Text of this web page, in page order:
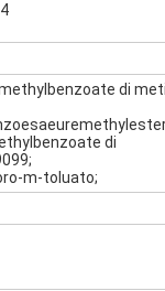
di
di
m-toluato;